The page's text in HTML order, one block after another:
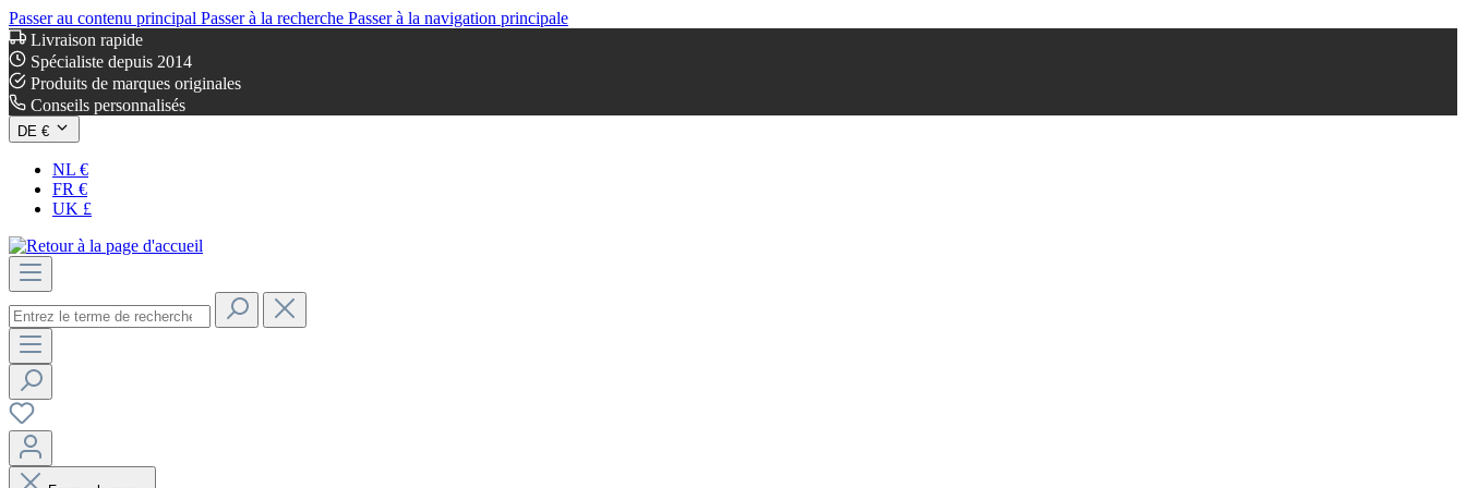
Passer au contenu principal Passer à la recherche Passer à la navigation principale
Livraison rapide
Spécialiste depuis 2014
Produits de marques originales
Conseils personnalisés
DE €
NL €
FR €
UK £